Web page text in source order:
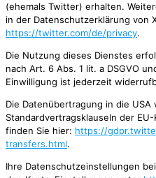
(ehemals Twitter) erhalten.
in der Datenschutzerklärung von
https://twitter.com/de/privacy.
Die Nutzung dieses Dienstes
nach Art. 6 Abs. 1 lit. a DSGVO
Einwilligung ist jederzeit
Die Datenübertragung in die USA
Standardvertragsklauseln der
finden Sie hier: https://
transfers.html.
Ihre Datenschutzeinstellungen